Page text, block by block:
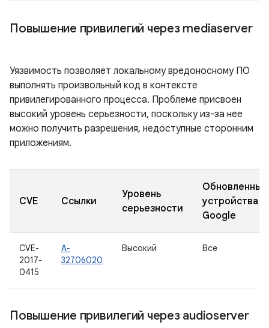
Повышение привилегий через mediaserver
Уязвимость позволяет локальному вредоносному ПО
выполнять произвольный код в контексте
привилегированного процесса. Проблеме присвоен
высокий уровень серьезности, поскольку из-за нее
можно получить разрешения, недоступные сторонним
приложениям.
CVE Ссылки
Уровень
серьезности
Обновленные
устройства
Google
CVE-
2017-
0415
A-
32706020
Высокий Все
Повышение привилегий через audioserver